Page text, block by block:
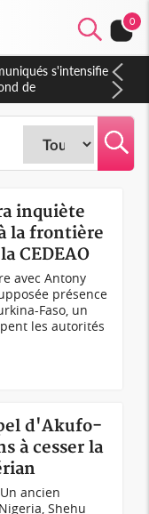
0
plaide pour un
inquiète
la frontière
CEDEAO
avec Antony
présence
Faso, un
les autorités
d'Akufo-
à cesser la
ancien
Shehu